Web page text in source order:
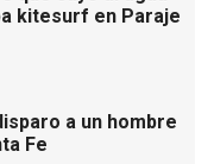
kitesurf en Paraje
a un hombre
Fe